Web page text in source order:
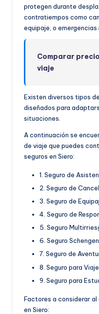
protegen durante
contratiempos como
equipaje, o emergencias
Comparar
viaje
Existen diversos tipos
diseñados para
situaciones.
A continuación se
de viaje que puedes
seguros en Siero:
1. Seguro de
2. Seguro de
3. Seguro de
4. Seguro de
5. Seguro
6. Seguro Schengen
7. Seguro de
8. Seguro para
9. Seguro para
Factores a considerar
en Siero: